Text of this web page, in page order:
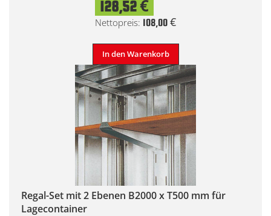
128,52 €
108,00 €
In den Warenkorb
Regal-Set mit 2 Ebenen B2000 x T500 mm für
Lagecontainer